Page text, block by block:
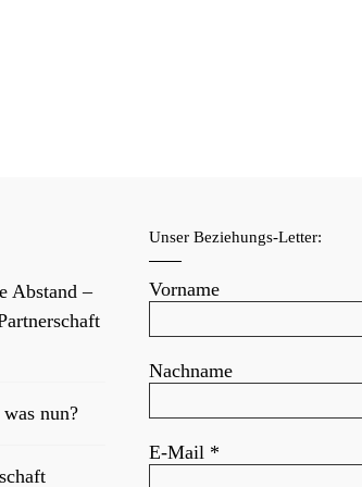
Abstand –
nun?
Unser Beziehungs-Letter:
Vorname
Nachname
E-Mail *